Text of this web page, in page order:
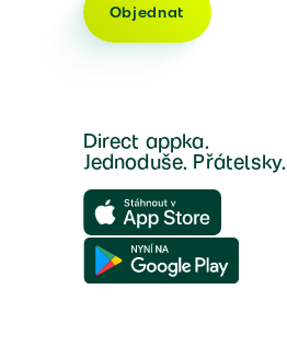
Objednat
Direct appka.
Jednoduše. Přátelsky.